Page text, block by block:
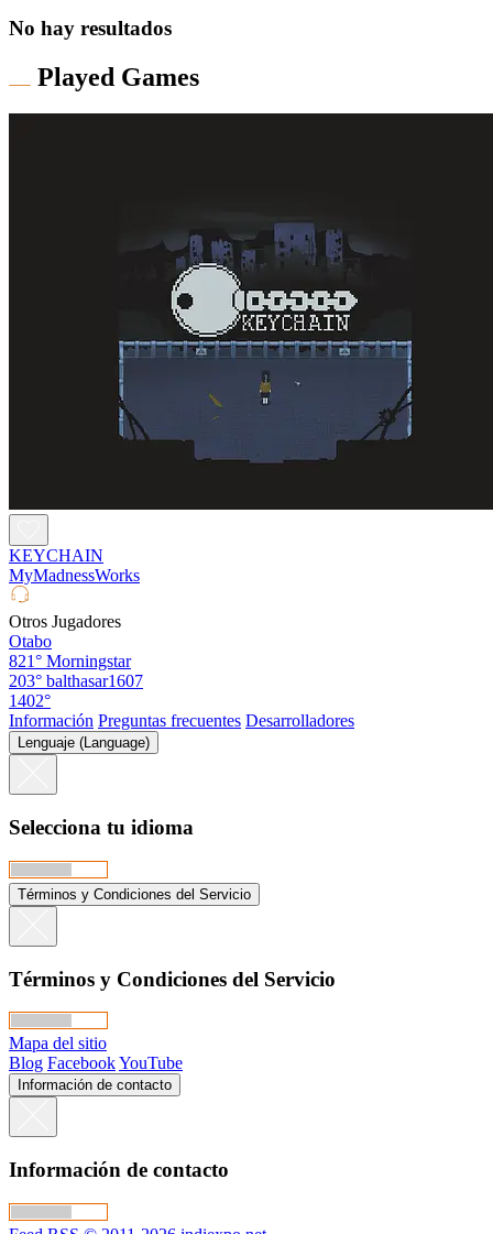
No hay resultados
Played Games
KEYCHAIN
MyMadnessWorks
Otros Jugadores
Otabo
821° Morningstar
203° balthasar1607
1402°
Información Preguntas frecuentes Desarrolladores
Lenguaje (Language)
Selecciona tu idioma
Términos y Condiciones del Servicio
Términos y Condiciones del Servicio
Mapa del sitio
Blog FacebookYouTube
Información de contacto
Información de contacto